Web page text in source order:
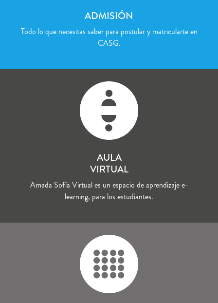
ADMISIÓN
Todo lo que necesitas saber para postular y matricularte en
CASG.
AULA
VIRTUAL
Amada Sofía Virtual es un espacio de aprendizaje e-
learning, para los estudiantes.